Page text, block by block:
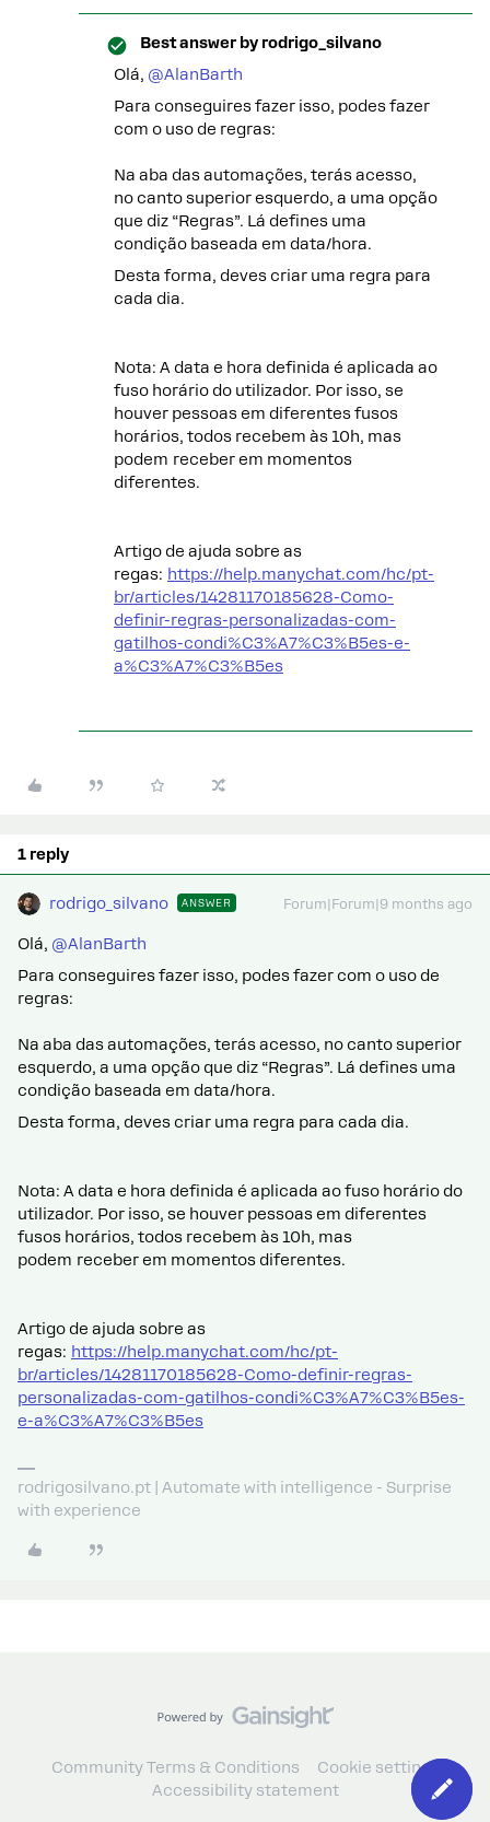
Best answer by rodrigo_silvano
Olá, ​ @AlanBarth
Para conseguires fazer isso, podes fazer
com o uso de regras:
Na aba das automações, terás acesso,
no canto superior esquerdo, a uma opção
que diz “Regras”. Lá defines uma
condição baseada em data/hora.
Desta forma, deves criar uma regra para
cada dia.
Nota: A data e hora definida é aplicada ao
fuso horário do utilizador. Por isso, se
houver pessoas em diferentes fusos
horários, todos recebem às 10h, mas
podem receber em momentos
diferentes.
Artigo de ajuda sobre as
regas: https://help.manychat.com/hc/pt-
br/articles/14281170185628-Como-
definir-regras-personalizadas-com-
gatilhos-condi%C3%A7%C3%B5es-e-
a%C3%A7%C3%B5es
1 reply
rodrigo_silvano ANSWER Forum|Forum|9 months ago
Olá, ​ @AlanBarth
Para conseguires fazer isso, podes fazer com o uso de
regras:
Na aba das automações, terás acesso, no canto superior
esquerdo, a uma opção que diz “Regras”. Lá defines uma
condição baseada em data/hora.
Desta forma, deves criar uma regra para cada dia.
Nota: A data e hora definida é aplicada ao fuso horário do
utilizador. Por isso, se houver pessoas em diferentes
fusos horários, todos recebem às 10h, mas
podem receber em momentos diferentes.
Artigo de ajuda sobre as
regas: https://help.manychat.com/hc/pt-
br/articles/14281170185628-Como-definir-regras-
personalizadas-com-gatilhos-condi%C3%A7%C3%B5es-
e-a%C3%A7%C3%B5es
rodrigosilvano.pt | Automate with intelligence - Surprise
with experience
Community Terms & Conditions
Cookie settings
Accessibility statement